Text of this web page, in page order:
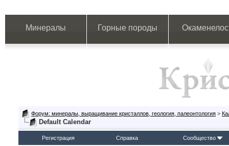
Минералы Горные породы
Форум: минералы, выращивание кристаллов, геология, палеонтология >
Default Calendar
Регистрация Справка Сообщество